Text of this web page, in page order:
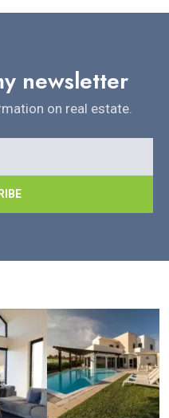
newsletter
on real estate.